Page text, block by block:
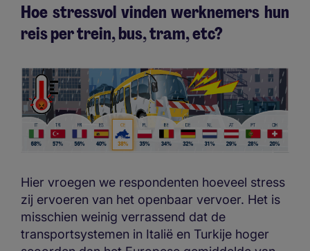
Hoe stressvol vinden werknemers hun
reis per trein, bus, tram, etc?
Hier vroegen we respondenten hoeveel stress
zij ervoeren van het openbaar vervoer. Het is
misschien weinig verrassend dat de
transportsystemen in Italië en Turkije hoger